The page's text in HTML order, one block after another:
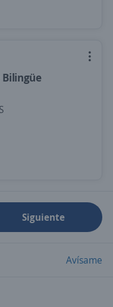
Siguiente
Avísame